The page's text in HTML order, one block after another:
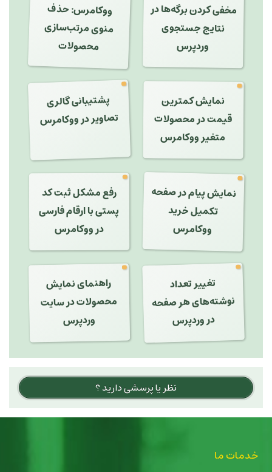
مخفی کردن برگه‌ها در
نتایج جستجوی
وردپرس
ووکامرس: حذف
منوی مرتب‌سازی
محصولات
نمایش کمترین
قیمت در محصولات
متغیر ووکامرس
پشتیبانی گالری
تصاویر در ووکامرس
نمایش پیام در صفحه
تکمیل خرید
ووکامرس
رفع مشکل ثبت کد
پستی با ارقام فارسی
در ووکامرس
تغییر تعداد
نوشته‌های هر صفحه
در وردپرس
راهنمای نمایش
محصولات در سایت
وردپرس
نظر یا پرسشی دارید ؟
خدمات ما